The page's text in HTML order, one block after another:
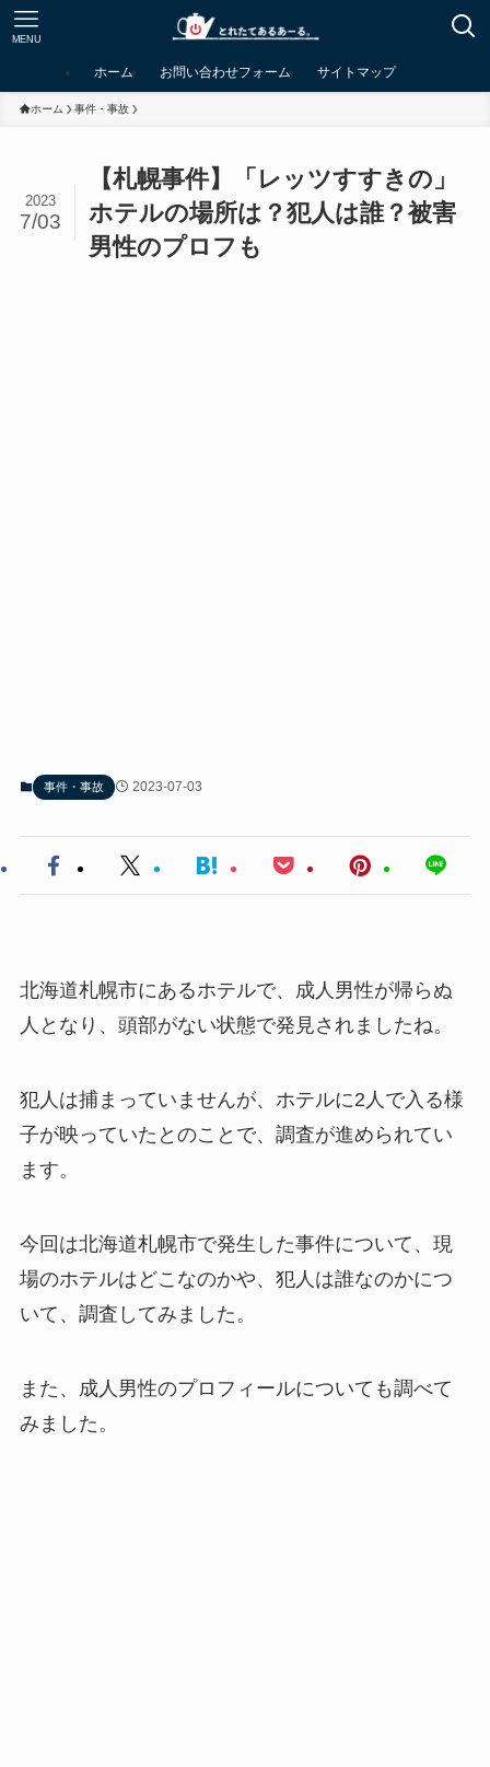
MENU
ホーム お問い合わせフォーム サイトマップ
ホーム 事件・事故
【札幌事件】「レッツすすきの」
ホテルの場所は？犯人は誰？被害
男性のプロフも
2023
7/03
事件・事故 2023-07-03
北海道札幌市にあるホテルで、成人男性が帰らぬ
人となり、頭部がない状態で発見されましたね。
犯人は捕まっていませんが、ホテルに2人で入る様
子が映っていたとのことで、調査が進められてい
ます。
今回は北海道札幌市で発生した事件について、現
場のホテルはどこなのかや、犯人は誰なのかにつ
いて、調査してみました。
また、成人男性のプロフィールについても調べて
みました。